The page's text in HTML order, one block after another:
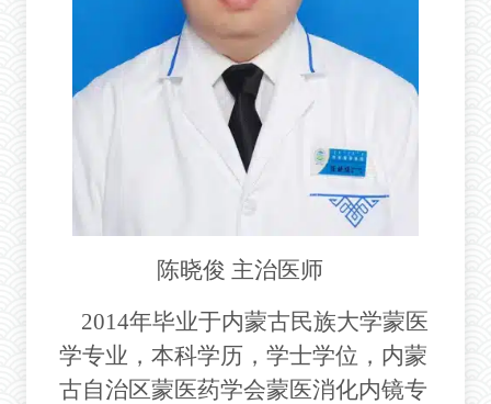
陈晓俊 主治医师
2014年毕业于内蒙古民族大学蒙医
学专业，本科学历，学士学位，内蒙
古自治区蒙医药学会蒙医消化内镜专